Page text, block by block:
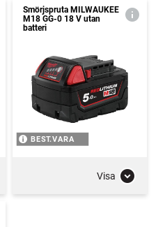
Smörjspruta MILWAUKEE
M18 GG-0 18 V utan
batteri
BEST.VARA
Visa